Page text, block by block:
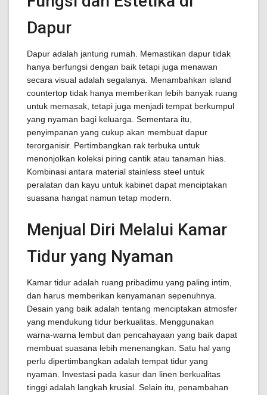
Dapur
Dapur adalah jantung rumah. Memastikan dapur tidak
hanya berfungsi dengan baik tetapi juga menawan
secara visual adalah segalanya. Menambahkan island
countertop tidak hanya memberikan lebih banyak ruang
untuk memasak, tetapi juga menjadi tempat berkumpul
yang nyaman bagi keluarga. Sementara itu,
penyimpanan yang cukup akan membuat dapur
terorganisir. Pertimbangkan rak terbuka untuk
menonjolkan koleksi piring cantik atau tanaman hias.
Kombinasi antara material stainless steel untuk
peralatan dan kayu untuk kabinet dapat menciptakan
suasana hangat namun tetap modern.
Menjual Diri Melalui Kamar
Tidur yang Nyaman
Kamar tidur adalah ruang pribadimu yang paling intim,
dan harus memberikan kenyamanan sepenuhnya.
Desain yang baik adalah tentang menciptakan atmosfer
yang mendukung tidur berkualitas. Menggunakan
warna-warna lembut dan pencahayaan yang baik dapat
membuat suasana lebih menenangkan. Satu hal yang
perlu dipertimbangkan adalah tempat tidur yang
nyaman. Investasi pada kasur dan linen berkualitas
tinggi adalah langkah krusial. Selain itu, penambahan